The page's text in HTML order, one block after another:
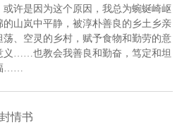
许是因为这个原因，我总为蜿蜒崎岖
山岚中平静，被淳朴善良的乡土乡亲
、空灵的乡村，赋予食物和勤劳的意
义……也教会我善良和勤奋，笃定和坦
……
情书